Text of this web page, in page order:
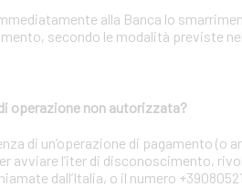
alla Banca lo
secondo le modalità previste
operazione non autorizzata?
di un’operazione di pagamento
avviare l’iter di disconoscimento,
dall’Italia, o il numero